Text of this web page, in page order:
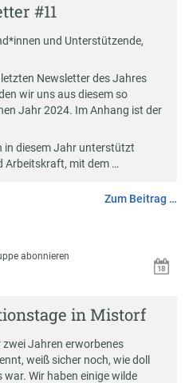
#11
und Unterstützende,
Newsletter des Jahres
wir uns aus diesem so
Jahr 2024. Im Anhang ist der
in diesem Jahr unterstützt
Arbeitskraft, mit dem …
Zum Beitrag …
abonnieren
in Mistorf
zwei Jahren erworbenes
weiß sicher noch, wie doll
war. Wir haben einige wilde